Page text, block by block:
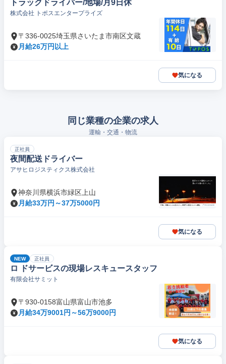
トラックドライバー/地場/月9日休
株式会社 トポスエンタープライズ
〒336-0025埼玉県さいたま市南区文蔵
月給26万円以上
気になる
同じ業種の企業の求人
運輸・交通・物流
正社員
夜間配送ドライバー
アサヒロジスティクス株式会社
神奈川県横浜市緑区上山
月給33万円～37万5000円
気になる
NEW 正社員
ロ ドサービスの現場レスキュースタッフ
有限会社サミット
〒930-0158富山県富山市池多
月給34万9001円～56万9000円
気になる